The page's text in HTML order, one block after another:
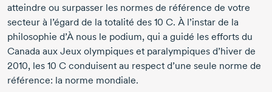
atteindre ou surpasser les normes de référence de votre
secteur à l’égard de la totalité des 10 C. À l’instar de la
philosophie d’À nous le podium, qui a guidé les efforts du
Canada aux Jeux olympiques et paralympiques d’hiver de
2010, les 10 C conduisent au respect d’une seule norme de
référence: la norme mondiale.